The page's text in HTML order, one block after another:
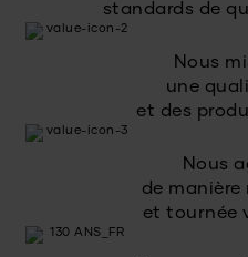
standards de
Nous
une
et des
Nous
de manière
et tournée